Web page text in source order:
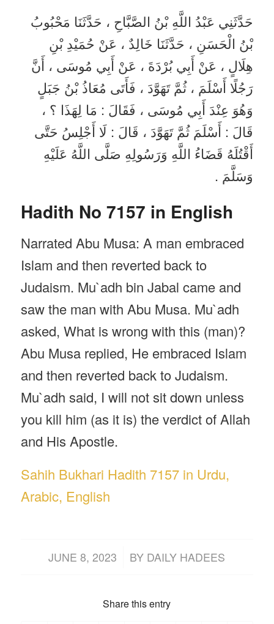
حَدَّثَنِي عَبْدُ اللَّهِ بْنُ الصَّبَّاحِ ، حَدَّثَنَا مَحْبُوبُ
بْنُ الْحَسَنِ ، حَدَّثَنَا خَالِدٌ ، عَنْ حُمَيْدِ بْنِ
هِلَالٍ ، عَنْ أَبِي بُرْدَةَ ، عَنْ أَبِي مُوسَى ، أَنَّ
رَجُلًا أَسْلَمَ ، ثُمَّ تَهَوَّدَ ، فَأَتَى مُعَاذُ بْنُ جَبَلٍ
وَهُوَ عِنْدَ أَبِي مُوسَى ، فَقَالَ : مَا لِهَذَا ؟ ،
قَالَ : أَسْلَمَ ثُمَّ تَهَوَّدَ ، قَالَ : لَا أَجْلِسُ حَتَّى
أَقْتُلَهُ قَضَاءُ اللَّهِ وَرَسُولِهِ صَلَّى اللَّهُ عَلَيْهِ
وَسَلَّمَ .
Hadith No 7157 in English
Narrated Abu Musa: A man embraced
Islam and then reverted back to
Judaism. Mu`adh bin Jabal came and
saw the man with Abu Musa. Mu`adh
asked, What is wrong with this (man)?
Abu Musa replied, He embraced Islam
and then reverted back to Judaism.
Mu`adh said, I will not sit down unless
you kill him (as it is) the verdict of Allah
and His Apostle.
Sahih Bukhari Hadith 7157 in Urdu,
Arabic, English
JUNE 8, 2023
/ BY DAILY HADEES
Share this entry